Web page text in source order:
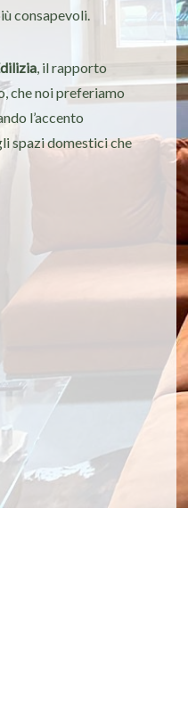
consapevoli.
, il rapporto
che noi preferiamo
l’accento
spazi domestici che